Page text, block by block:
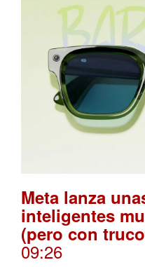
Meta lanza
inteligentes
(pero con
09:26